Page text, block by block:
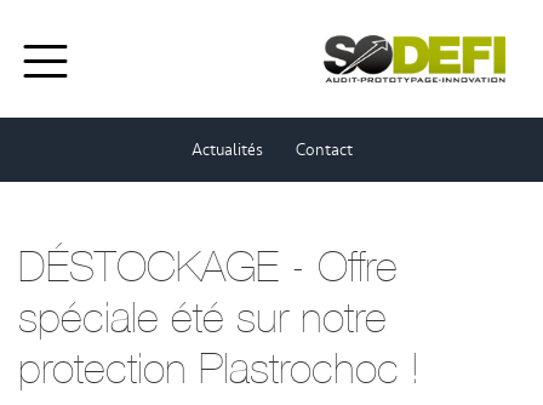
Actualités Contact
DÉSTOCKAGE - Offre
spéciale été sur notre
protection Plastrochoc !